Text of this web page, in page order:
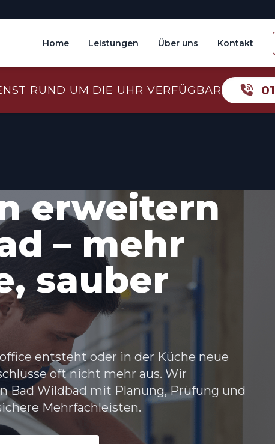
Home Leistungen Über uns Kontakt
RUND UM DIE UHR VERFÜGBAR
erweitern
– mehr
sauber
entsteht oder in der Küche neue
oft nicht mehr aus. Wir
Bad Wildbad mit Planung, Prüfung und
Mehrfachleisten.